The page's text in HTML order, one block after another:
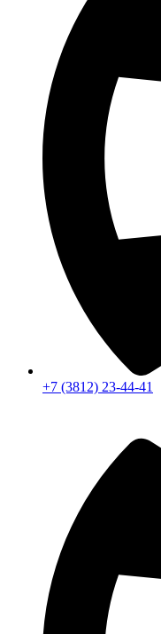
+7 (3812) 23-44-41